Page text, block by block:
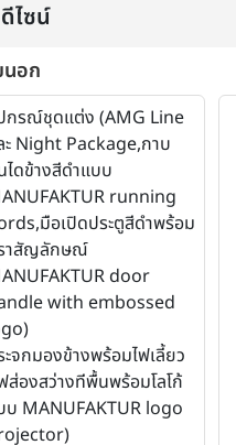
ดีไซน์
อก
กรณ์ชุดแต่ง (AMG Line
ะ Night Package,กาบ
ไดข้างสีดําแบบ
running
มือเปิดประตูสีดําพร้อม
าสัญลักษณ์
door
with embossed
ะจกมองข้างพร้อมไฟเลี้ยว
ส่องสว่างทีพื้นพร้อมโลโก้
บ MANUFAKTUR logo